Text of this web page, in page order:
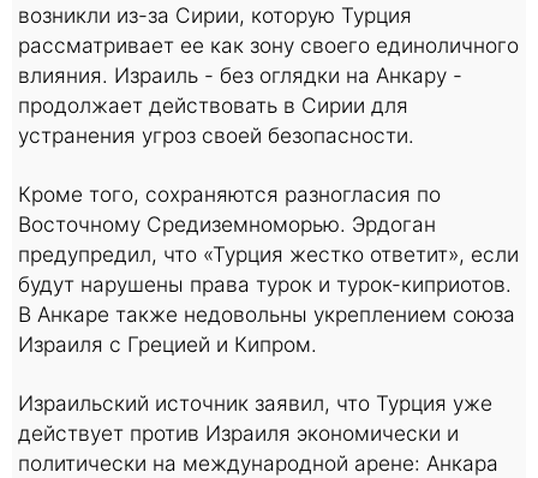
возникли из-за Сирии, которую Турция
рассматривает ее как зону своего единоличного
влияния. Израиль - без оглядки на Анкару -
продолжает действовать в Сирии для
устранения угроз своей безопасности.
Кроме того, сохраняются разногласия по
Восточному Средиземноморью. Эрдоган
предупредил, что «Турция жестко ответит», если
будут нарушены права турок и турок-киприотов.
В Анкаре также недовольны укреплением союза
Израиля с Грецией и Кипром.
Израильский источник заявил, что Турция уже
действует против Израиля экономически и
политически на международной арене: Анкара